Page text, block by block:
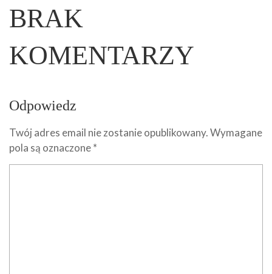
BRAK
KOMENTARZY
Odpowiedz
Twój adres email nie zostanie opublikowany.Wymagane
pola są oznaczone*